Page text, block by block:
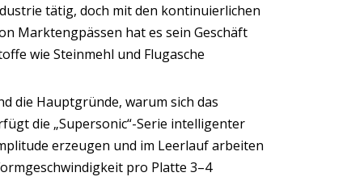
tätig, doch mit den kontinuierlichen
Marktengpässen hat es sein Geschäft
wie Steinmehl und Flugasche
die Hauptgründe, warum sich das
die „Supersonic“-Serie intelligenter
erzeugen und im Leerlauf arbeiten
pro Platte 3–4